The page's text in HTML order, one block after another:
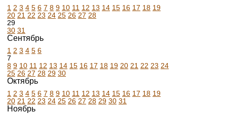
1 2 3 4 5 6 7 8 9 10 11 12 13 14 15 16 17 18 19
20 21 22 23 24 25 26 27 28
29
30 31
Сентябрь
1 2 3 4 5 6
7
8 9 10 11 12 13 14 15 16 17 18 19 20 21 22 23 24
25 26 27 28 29 30
Октябрь
1 2 3 4 5 6 7 8 9 10 11 12 13 14 15 16 17 18 19
20 21 22 23 24 25 26 27 28 29 30 31
Ноябрь